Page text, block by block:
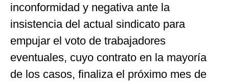
inconformidad y negativa ante la
insistencia del actual sindicato para
empujar el voto de trabajadores
eventuales, cuyo contrato en la mayoría
de los casos, finaliza el próximo mes de